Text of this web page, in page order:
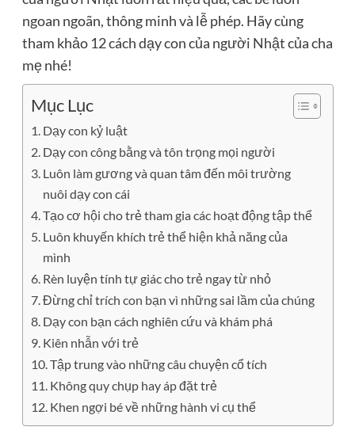
ngoan ngoãn, thông minh và lễ phép. Hãy cùng
tham khảo 12 cách dạy con của người Nhật của cha
mẹ nhé!
Mục Lục
Dạy con kỷ luật
Dạy con công bằng và tôn trọng mọi người
Luôn làm gương và quan tâm đến môi trường
nuôi dạy con cái
Tạo cơ hội cho trẻ tham gia các hoạt động tập thể
Luôn khuyến khích trẻ thể hiện khả năng của
mình
Rèn luyện tính tự giác cho trẻ ngay từ nhỏ
Đừng chỉ trích con bạn vì những sai lầm của chúng
Dạy con bạn cách nghiên cứu và khám phá
Kiên nhẫn với trẻ
Tập trung vào những câu chuyện cổ tích
Không quy chụp hay áp đặt trẻ
Khen ngợi bé về những hành vi cụ thể